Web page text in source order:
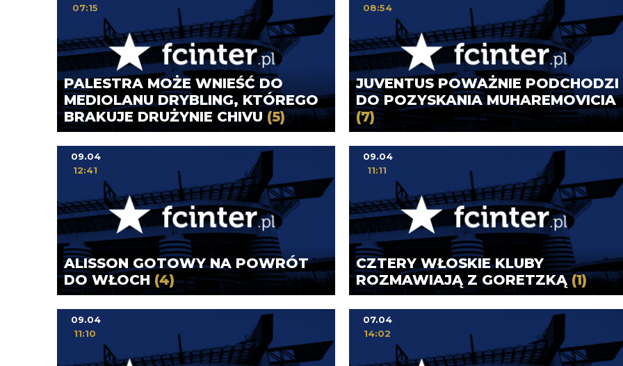
PALESTRA MOŻE WNIEŚĆ DO
MEDIOLANU DRYBLING, KTÓREGO
BRAKUJE DRUŻYNIE CHIVU(5)
07:15
JUVENTUS POWAŻNIE PODCHODZI
DO POZYSKANIA MUHAREMOVICIA
(7)
08:54
ALISSON GOTOWY NA POWRÓT
DO WŁOCH (4)
09.04
12:41
CZTERY WŁOSKIE KLUBY
ROZMAWIAJĄ Z GORETZKĄ(1)
09.04
11:11
09.04
11:10
07.04
14:02